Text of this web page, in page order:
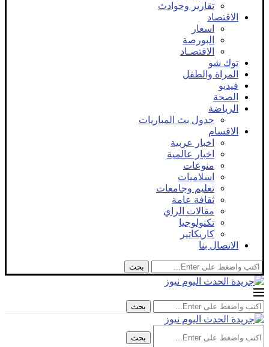
تقارير وحوادث
الاقتصاد
اسعار
البورصة
الاقتصـاد
توك شو
المراة والطفل
فيديو
الصحة
الرياضة
جدول بث المباريات
الاقسام
اخبار عربية
اخبار عالمية
منوعات
اسلاميات
تعليم وجامعات
ثقافة عامة
مقالات الراي
تكنولوجيا
كاريكاتير
الاتصال بنا
بحث
بحث
بحث